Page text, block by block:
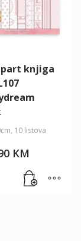
knjiga
10 listova
KM